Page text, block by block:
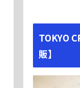
TOKYO
販】